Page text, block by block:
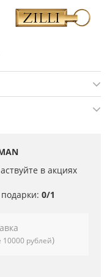
в акциях
0/1
рублей)